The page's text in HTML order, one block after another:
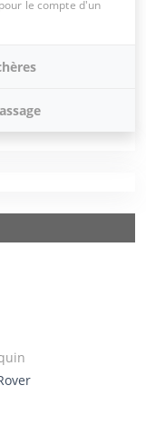
le compte d'un